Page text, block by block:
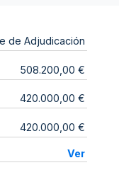
de Adjudicación
508.200,00 €
420.000,00 €
420.000,00 €
Ver